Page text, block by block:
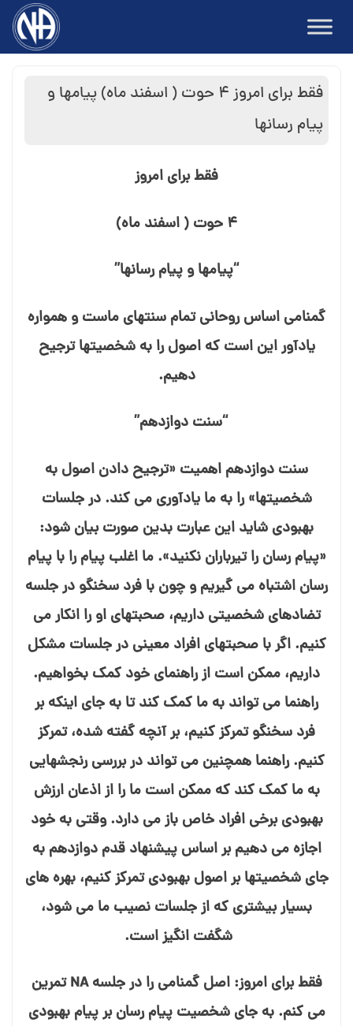
content
فقط برای امروز ۴ حوت ( اسفند ماه) پیامها و
پیام⁯ رسان⁯ها
فقط برای امروز
۴ حوت ( اسفند ماه)
“پیامها و پیام⁯ رسان⁯ها”
گمنامی اساس روحانی تمام سنت⁯های ماست و همواره
یادآور این است که اصول را به شخصیت⁯ها ترجیح
دهیم.
“سنت دوازدهم”
سنت دوازدهم اهمیت «ترجیح دادن اصول به
شخصیت⁯⁯ها» را به ما یادآوری می⁯ کند. در جلسات
بهبودی شاید این عبارت بدین صورت بیان شود:
«پیام⁯ رسان را تیرباران نکنید». ما اغلب پیام را با پیام⁯
رسان اشتباه می⁯ گیریم و چون با فرد سخنگو در جلسه
تضادهای شخصیتی داریم، صحبت⁯های او را انکار می⁯
کنیم. اگر با صحبت⁯⁯های افراد معینی در جلسات مشکل
داریم، ممکن است از راهنمای خود کمک بخواهیم.
راهنما می⁯ تواند به ما کمک کند تا به جای اینکه بر
فرد سخنگو تمرکز کنیم، بر آنچه گفته شده، تمرکز
کنیم. راهنما همچنین می⁯ تواند در بررسی رنجش⁯هایی
به ما کمک کند که ممکن است ما را از اذعان ارزش
بهبودی برخی افراد خاص باز می دارد. وقتی به خود
اجازه می⁯ دهیم بر اساس پیشنهاد قدم دوازدهم به
جای شخصیت⁯ها بر اصول بهبودی تمرکز کنیم، بهره⁯ های
بسیار بیشتری که از جلسات نصیب ما می⁯ شود،
شگفت⁯ انگیز است.
فقط برای امروز: اصل گمنامی را در جلسه NA تمرین
م⁯ی کنم. به جای شخصیت پیام⁯ رسان بر پیام بهبودی